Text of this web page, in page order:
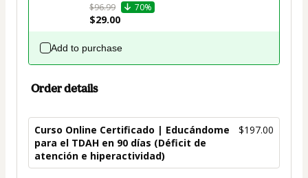
$96.99
70%
$29.00
Add to purchase
Order details
Curso Online Certificado | Educándome
para el TDAH en 90 días (Déficit de
atención e hiperactividad)
$197.00